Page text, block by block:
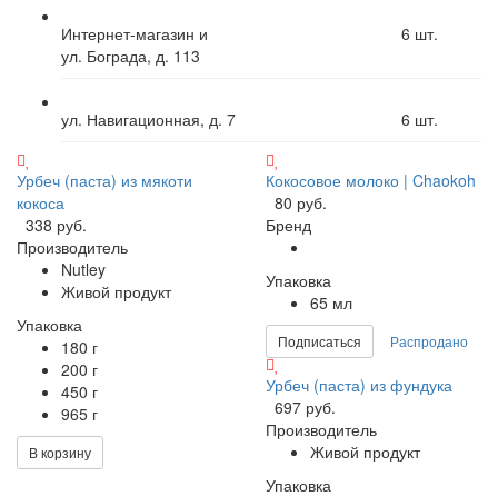
Интернет-магазин и
ул. Бограда, д. 113
6 шт.
ул. Навигационная, д. 7 6 шт.
Урбеч (паста) из мякоти
кокоса
338 руб.
Производитель
Nutley
Живой продукт
Упаковка
180 г
200 г
450 г
965 г
В корзину
Кокосовое молоко | Chaokoh
80 руб.
Бренд
Упаковка
65 мл
Подписаться Распродано
Урбеч (паста) из фундука
697 руб.
Производитель
Живой продукт
Упаковка